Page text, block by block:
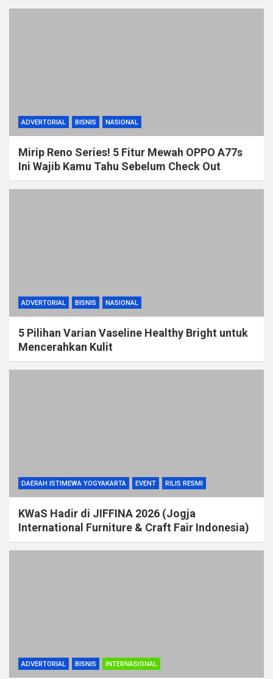
ADVERTORIAL BISNIS NASIONAL
Mirip Reno Series! 5 Fitur Mewah OPPO A77s
Ini Wajib Kamu Tahu Sebelum Check Out
ADVERTORIAL BISNIS NASIONAL
5 Pilihan Varian Vaseline Healthy Bright untuk
Mencerahkan Kulit
DAERAH ISTIMEWA YOGYAKARTA EVENT RILIS RESMI
KWaS Hadir di JIFFINA 2026 (Jogja
International Furniture & Craft Fair Indonesia)
ADVERTORIAL BISNIS INTERNASIONAL